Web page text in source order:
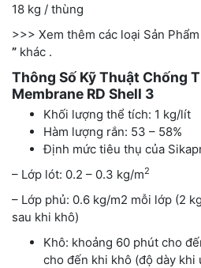
18 kg / thùng
>>> Xem thêm các loại Sản Phẩm
” khác .
Thông Số Kỹ Thuật Chống
Membrane RD Shell 3
Khối lượng thể tích: 1 kg/lít
Hàm lượng rắn: 53 – 58%
Định mức tiêu thụ của
– Lớp lót: 0.2 – 0.3 kg/m2
– Lớp phủ: 0.6 kg/m2 mỗi lớp (2
sau khi khô)
Khô: khoảng 60 phút cho
cho đến khi khô (độ dày khi